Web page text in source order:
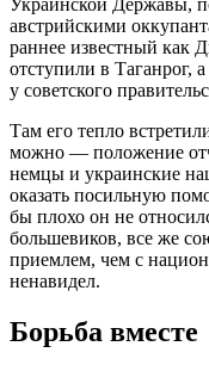
Украинской Державы,
австрийскими
раннее известный как
отступили в Таганрог,
у советского
Там его тепло
можно — положение
немцы и украинские
оказать посильную
бы плохо он не
большевиков, все же
приемлем, чем с
ненавидел.
Борьба вместе